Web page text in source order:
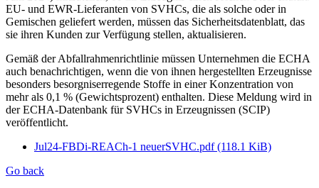
EU- und EWR-Lieferanten von SVHCs, die als solche oder in
Gemischen geliefert werden, müssen das Sicherheitsdatenblatt, das
sie ihren Kunden zur Verfügung stellen, aktualisieren.
Gemäß der Abfallrahmenrichtlinie müssen Unternehmen die ECHA
auch benachrichtigen, wenn die von ihnen hergestellten Erzeugnisse
besonders besorgniserregende Stoffe in einer Konzentration von
mehr als 0,1 % (Gewichtsprozent) enthalten. Diese Meldung wird in
der ECHA-Datenbank für SVHCs in Erzeugnissen (SCIP)
veröffentlicht.
Jul24-FBDi-REACh-1 neuerSVHC.pdf(118.1 KiB)
Go back